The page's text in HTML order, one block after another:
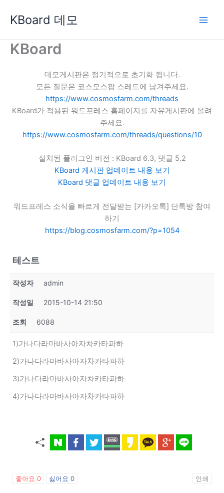
로
KBoard 데모
KBoard
데모게시판은 정기적으로 초기화 됩니다.
모든 질문은 코스모스팜 스레드에 남겨주세요.
https://www.cosmosfarm.com/threads
KBoard가 적용된 워드프레스 홈페이지를 자유게시판에 올려
주세요.
https://www.cosmosfarm.com/threads/questions/10
설치된 플러그인 버전 : KBoard 6.3, 댓글 5.2
KBoard 게시판 업데이트 내용 보기
KBoard 댓글 업데이트 내용 보기
워드프레스 소식을 빠르게 전달받는 [카카오톡] 단톡방 참여
하기
https://blog.cosmosfarm.com/?p=1054
테스트
작성자 admin
작성일 2015-10-14 21:50
조회 6088
1)가나다라마바사아자차카타파하
2)가나다라마바사아자차카타파하
3)가나다라마바사아자차카타파하
4)가나다라마바사아자차카타파하
좋아요 0 싫어요 0 인쇄